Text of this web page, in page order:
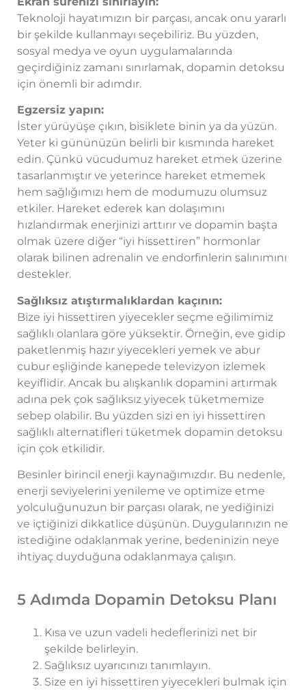
Teknoloji hayatımızın bir parçası, ancak onu yararlı
bir şekilde kullanmayı seçebiliriz. Bu yüzden,
sosyal medya ve oyun uygulamalarında
geçirdiğiniz zamanı sınırlamak, dopamin detoksu
için önemli bir adımdır.
Egzersiz yapın:
İster yürüyüşe çıkın, bisiklete binin ya da yüzün.
Yeter ki gününüzün belirli bir kısmında hareket
edin. Çünkü vücudumuz hareket etmek üzerine
tasarlanmıştır ve yeterince hareket etmemek
hem sağlığımızı hem de modumuzu olumsuz
etkiler. Hareket ederek kan dolaşımını
hızlandırmak enerjinizi arttırır ve dopamin başta
olmak üzere diğer “iyi hissettiren” hormonlar
olarak bilinen adrenalin ve endorfinlerin salınımını
destekler.
Sağlıksız atıştırmalıklardan kaçının:
Bize iyi hissettiren yiyecekler seçme eğilimimiz
sağlıklı olanlara göre yüksektir. Örneğin, eve gidip
paketlenmiş hazır yiyecekleri yemek ve abur
cubur eşliğinde kanepede televizyon izlemek
keyiflidir. Ancak bu alışkanlık dopamini artırmak
adına pek çok sağlıksız yiyecek tüketmemize
sebep olabilir. Bu yüzden sizi en iyi hissettiren
sağlıklı alternatifleri tüketmek dopamin detoksu
için çok etkilidir.
Besinler birincil enerji kaynağımızdır. Bu nedenle,
enerji seviyelerini yenileme ve optimize etme
yolculuğunuzun bir parçası olarak, ne yediğinizi
ve içtiğinizi dikkatlice düşünün. Duygularınızın ne
istediğine odaklanmak yerine, bedeninizin neye
ihtiyaç duyduğuna odaklanmaya çalışın.
5 Adımda Dopamin Detoksu Planı
Kısa ve uzun vadeli hedeflerinizi net bir
şekilde belirleyin.
Sağlıksız uyarıcınızı tanımlayın.
Size en iyi hissettiren yiyecekleri bulmak için